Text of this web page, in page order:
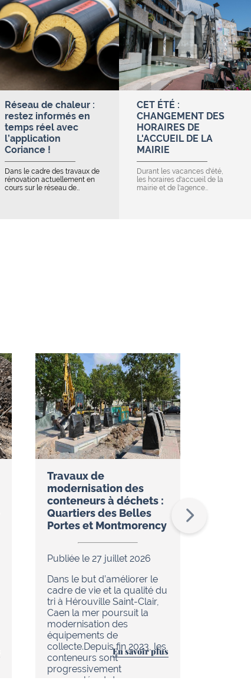
Réseau de chaleur :
restez informés en
temps réel avec
l’application
Coriance !
Dans le cadre des travaux de
rénovation actuellement en
cours sur le réseau de…
CET ÉTÉ :
CHANGEMENT DES
HORAIRES DE
L'ACCUEIL DE LA
MAIRIE
Durant les vacances d'été,
les horaires d'accueil de la
mairie et de l'agence…
Travaux de
modernisation des
conteneurs à déchets :
Quartiers des Belles
Portes et Montmorency
Publiée le 27 juillet 2026
Dans le but d’améliorer le
cadre de vie et la qualité du
tri à Hérouville Saint-Clair,
Caen la mer poursuit la
modernisation des
équipements de
collecte.Depuis fin 2023, les
conteneurs sont
progressivement
renouvelés et de nouveau…
En savoir plus